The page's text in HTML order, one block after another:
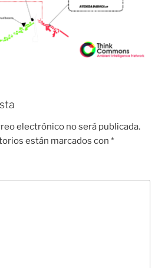
electrónico no será publicada.
están marcados con *